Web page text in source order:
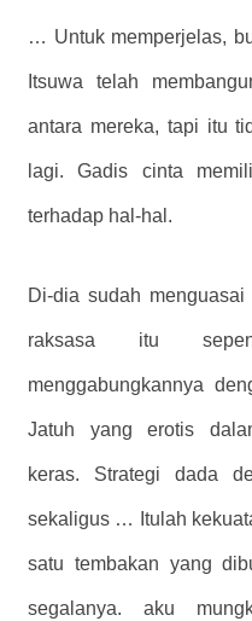
… Untuk memperjelas,
Itsuwa telah
antara mereka, tapi itu
lagi. Gadis cinta
terhadap hal-hal.
Di-dia sudah
raksasa itu
menggabungkannya
Jatuh yang erotis
keras. Strategi dada
sekaligus … Itulah
satu tembakan yang
segalanya. aku